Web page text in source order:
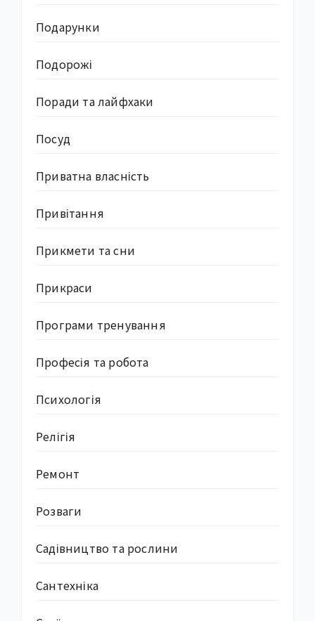
Подарунки
Подорожі
Поради та лайфхаки
Посуд
Приватна власність
Привітання
Прикмети та сни
Прикраси
Програми тренування
Професія та робота
Психологія
Релігія
Ремонт
Розваги
Садівництво та рослини
Сантехніка